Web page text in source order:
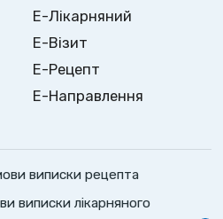
Е-Лікарняний
Е-Візит
Е-Рецепт
Е-Направлення
виписки рецепта
виписки лікарняного